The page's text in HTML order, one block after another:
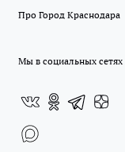
Про Город Краснодара
Мы в социальных сетях